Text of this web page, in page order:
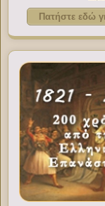
Πατήστε εδώ